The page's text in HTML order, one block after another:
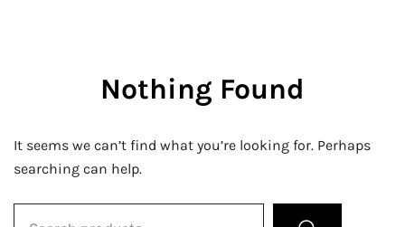
Nothing Found
It seems we can’t find what you’re looking for. Perhaps
searching can help.